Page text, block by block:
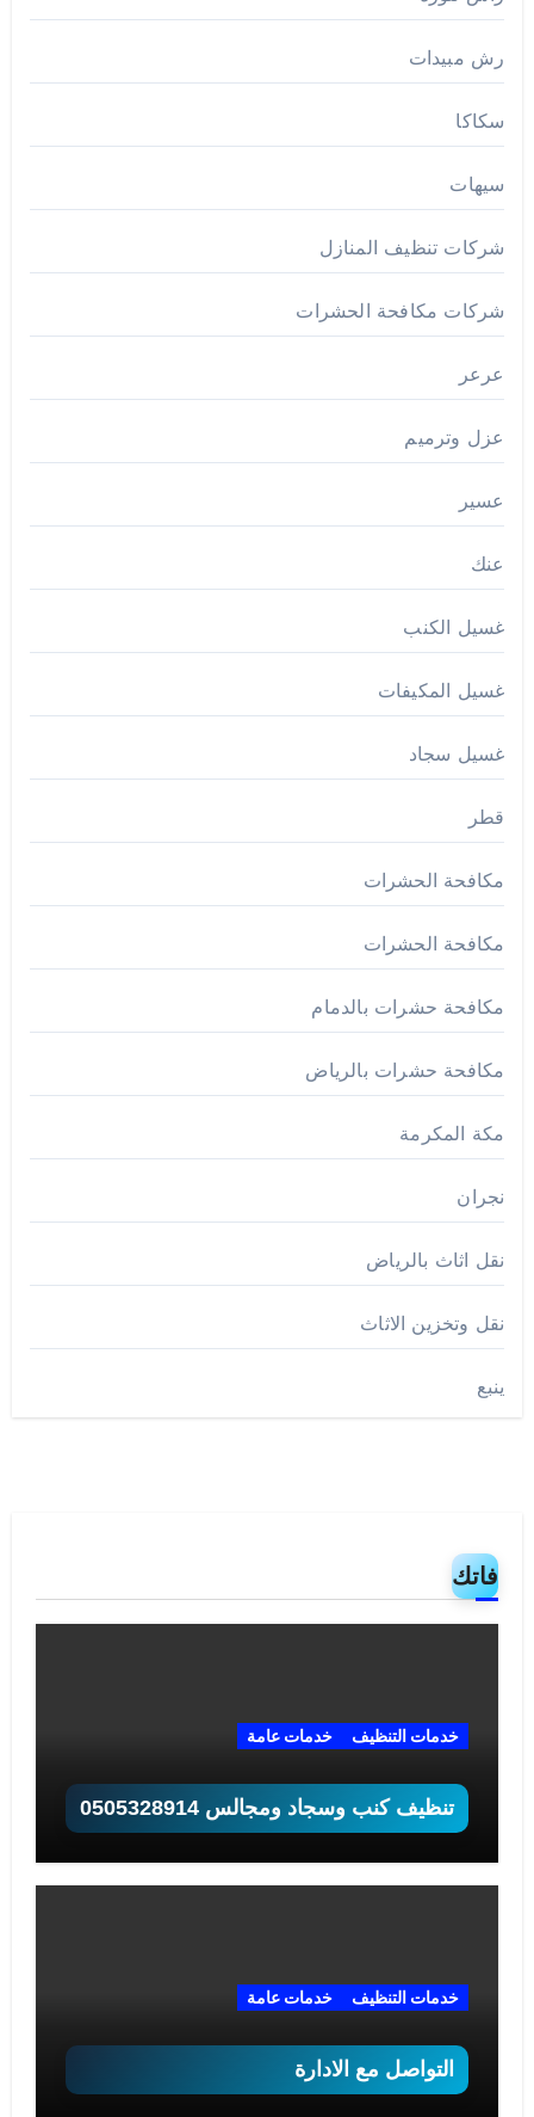
رش مبيدات
سكاكا
سيهات
شركات تنظيف المنازل
شركات مكافحة الحشرات
عرعر
عزل وترميم
عسير
عنك
غسيل الكنب
غسيل المكيفات
غسيل سجاد
قطر
مكافحة الحشرات
مكافحة الحشرات
مكافحة حشرات بالدمام
مكافحة حشرات بالرياض
مكة المكرمة
نجران
نقل اثاث بالرياض
نقل وتخزين الاثاث
ينبع
فاتك
خدمات التنظيف خدمات عامة
تنظيف كنب وسجاد ومجالس 0505328914
خدمات التنظيف خدمات عامة
التواصل مع الادارة